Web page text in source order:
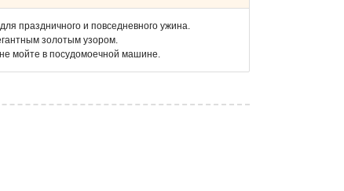
праздничного и повседневного ужина.
золотым узором.
мойте в посудомоечной машине.